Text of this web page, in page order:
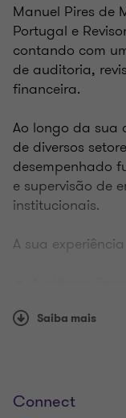
Manuel Pires de
Portugal e
contando com
de auditoria,
financeira.
Ao longo da sua
de diversos
desempenhado
e supervisão de
institucionais.
A sua
Consultoria
Possui uma forte
Saiba mais
Connect